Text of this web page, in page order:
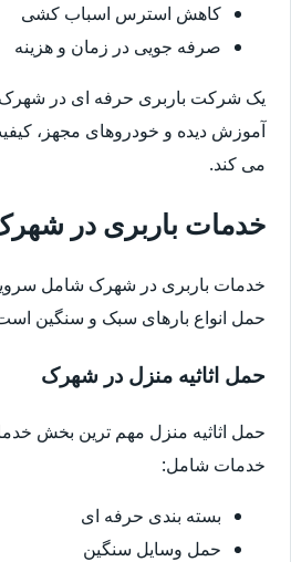
کاهش استرس اسباب کشی
صرفه جویی در زمان و هزینه
یک شرکت باربری حرفه ای در شهرک
آموزش دیده و خودروهای مجهز،
می کند.
خدمات باربری در
خدمات باربری در شهرک شامل
حمل انواع بارهای سبک و سنگین
حمل اثاثیه منزل در شهرک
حمل اثاثیه منزل مهم ترین بخش
خدمات شامل:
بسته بندی حرفه ای
حمل وسایل سنگین